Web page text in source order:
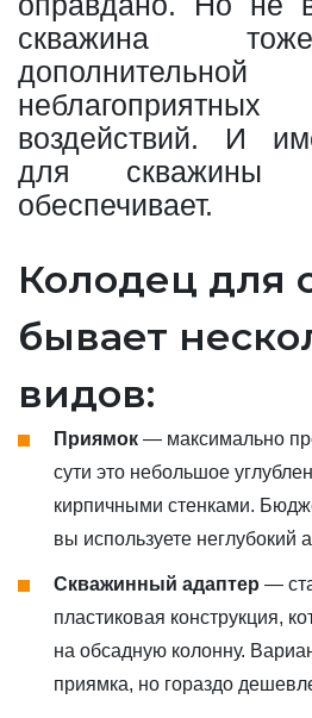
скважина
воздействий. И
для скважины
обеспечивает.
Колодец для
бывает
видов:
Приямок — максимально
сути это небольшое
кирпичными стенками.
вы используете неглубокий
Скважинный адаптер —
пластиковая конструкция,
на обсадную колонну.
приямка, но гораздо